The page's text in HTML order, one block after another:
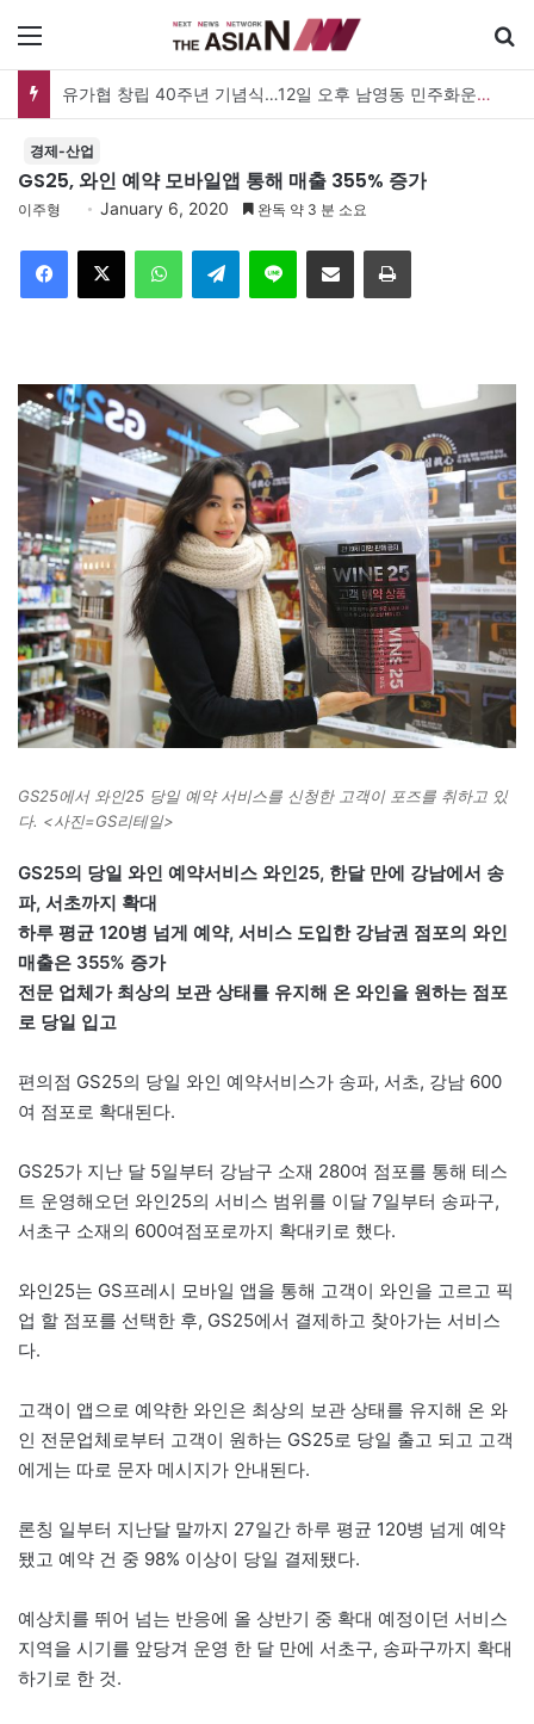
유가협 창립 40주년 기념식…12일 오후 남영동 민주화운동기념관
경제-산업
GS25, 와인 예약 모바일앱 통해 매출 355% 증가
이주형 January 6, 2020 완독 약 3 분 소요
Telegram 이메일
GS25에서 와인25 당일 예약 서비스를 신청한 고객이 포즈를 취하고 있
다. <사진=GS리테일>
GS25의 당일 와인 예약서비스 와인25, 한달 만에 강남에서 송
파, 서초까지 확대
하루 평균 120병 넘게 예약, 서비스 도입한 강남권 점포의 와인
매출은 355% 증가
전문 업체가 최상의 보관 상태를 유지해 온 와인을 원하는 점포
로 당일 입고
편의점 GS25의 당일 와인 예약서비스가 송파, 서초, 강남 600
여 점포로 확대된다.
GS25가 지난 달 5일부터 강남구 소재 280여 점포를 통해 테스
트 운영해오던 와인25의 서비스 범위를 이달 7일부터 송파구,
서초구 소재의 600여점포로까지 확대키로 했다.
와인25는 GS프레시 모바일 앱을 통해 고객이 와인을 고르고 픽
업 할 점포를 선택한 후, GS25에서 결제하고 찾아가는 서비스
다.
고객이 앱으로 예약한 와인은 최상의 보관 상태를 유지해 온 와
인 전문업체로부터 고객이 원하는 GS25로 당일 출고 되고 고객
에게는 따로 문자 메시지가 안내된다.
론칭 일부터 지난달 말까지 27일간 하루 평균 120병 넘게 예약
됐고 예약 건 중 98% 이상이 당일 결제됐다.
예상치를 뛰어 넘는 반응에 올 상반기 중 확대 예정이던 서비스
지역을 시기를 앞당겨 운영 한 달 만에 서초구, 송파구까지 확대
하기로 한 것.